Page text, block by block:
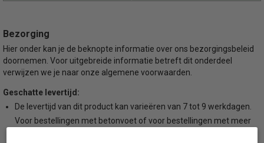
Bezorging
Hier onder kan je de beknopte informatie over ons bezorgingsbeleid
doornemen. Voor uitgebreide informatie betreft dit onderdeel
verwijzen we je naar onze algemene voorwaarden.
Geschatte levertijd:
De levertijd van dit product kan varieëren van 7 tot 9 werkdagen.
Voor bestellingen met betonvoet of voor bestellingen met meer